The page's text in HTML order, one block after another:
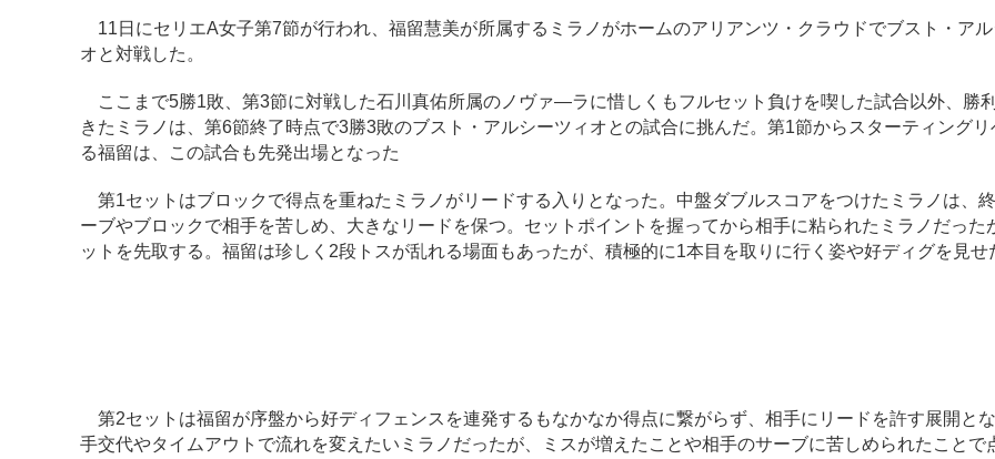
11日にセリエA女子第7節が行われ、福留慧美が所属するミラノがホームのアリアンツ・クラウドでブスト・ア
オと対戦した。
ここまで5勝1敗、第3節に対戦した石川真佑所属のノヴァ―ラに惜しくもフルセット負けを喫した試合以外、勝
きたミラノは、第6節終了時点で3勝3敗のブスト・アルシーツィオとの試合に挑んだ。第1節からスターティング
る福留は、この試合も先発出場となった
第1セットはブロックで得点を重ねたミラノがリードする入りとなった。中盤ダブルスコアをつけたミラノは、
ーブやブロックで相手を苦しめ、大きなリードを保つ。セットポイントを握ってから相手に粘られたミラノだった
ットを先取する。福留は珍しく2段トスが乱れる場面もあったが、積極的に1本目を取りに行く姿や好ディグを見せ
第2セットは福留が序盤から好ディフェンスを連発するもなかなか得点に繋がらず、相手にリードを許す展開と
手交代やタイムアウトで流れを変えたいミラノだったが、ミスが増えたことや相手のサーブに苦しめられたことで